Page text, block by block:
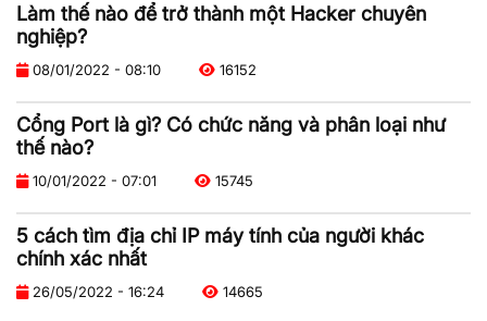
Làm thế nào để trở thành một Hacker chuyên
nghiệp?
08/01/2022 - 08:10 16152
Cổng Port là gì? Có chức năng và phân loại như
thế nào?
10/01/2022 - 07:01 15745
5 cách tìm địa chỉ IP máy tính của người khác
chính xác nhất
26/05/2022 - 16:24 14665